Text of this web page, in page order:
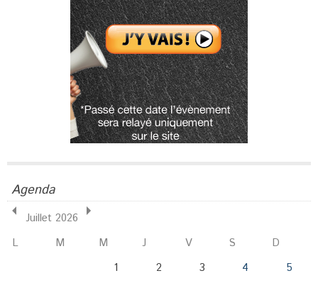
Agenda
Juillet 2026
L
M M J V S
D
1
2 3 4
5